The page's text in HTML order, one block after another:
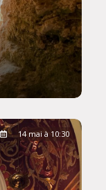
14 mai à 10:30